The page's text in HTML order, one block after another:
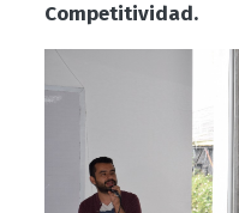
Competitividad.